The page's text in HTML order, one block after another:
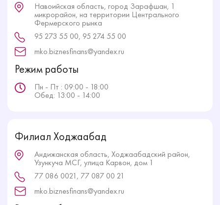
Навоийская область, город Зарафшан, 1
микрорайон, на территории Центрального
Фермерского рынка
95 273 55 00, 95 274 55 00
mko.biznesfinans@yandex.ru
Режим работы
Пн - Пт : 09:00 - 18:00
Обед: 13:00 - 14:00
Филиал Ходжаабад
Андижанская область, Ходжаабадский район,
Узункуча МСГ, улица Карвон, дом 1
77 086 0021, 77 087 00 21
mko.biznesfinans@yandex.ru